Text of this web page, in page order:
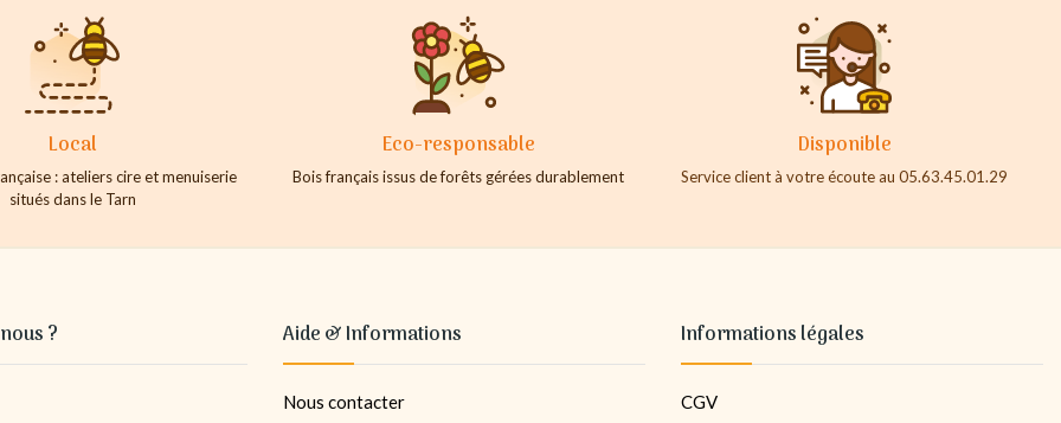
Local
: ateliers cire et menuiserie
situés dans le Tarn
Eco-responsable
Bois français issus de forêts gérées durablement
Disponible
Service client à votre écoute au 05.63.45.01.29
? Aide & Informations
Nous contacter
Informations légales
CGV